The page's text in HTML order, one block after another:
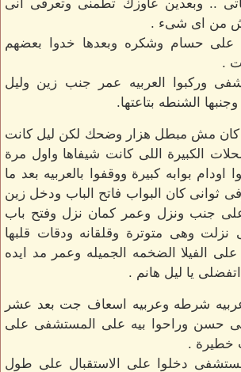
.. وبعدين عاوزك تطمنى وتعرفى انى
من اى شىء .
على حسام وشكره وبعدها خدوا بعضهم
.
وركبوا العربيه عمر جنب زين وليل
الشنطه بتاعتها.
مش مبطل هزار وضحك لكن ليل كانت
الكبيرة اللى كانت شيفاها واول مرة
بوابه كبيرة ووقفوا بالعربيه بعد ما
كان البواب فاتح الباب ودخل زين
على جنب ونزل وعمر كمان نزل وفتح باب
نزلت وهى متوترة وقلقانه ودقات قلبها
الفيلا الضخمه الجميله وعمر مد ايده
يا ليل هانم .
شرطه وعربيه اسعاف جت بعد عشر
حسن وراحوا بيه على المستشفى على
خطيرة .
دخلوا على الاستقبال على طول